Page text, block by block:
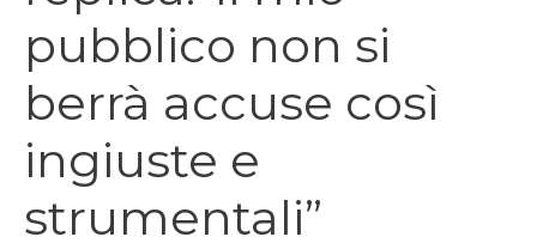
pubblico non si
berrà accuse così
ingiuste e
strumentali”